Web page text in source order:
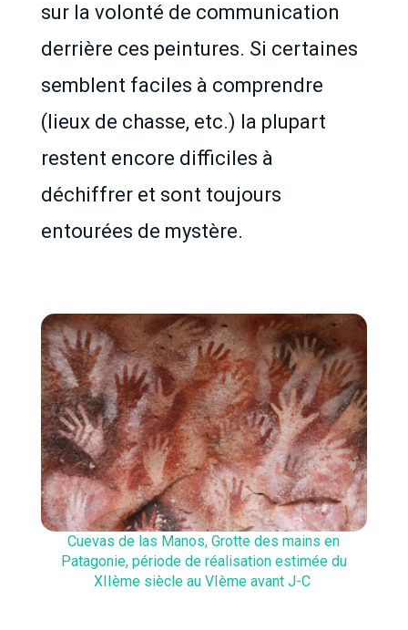
sur la volonté de communication
derrière ces peintures. Si certaines
semblent faciles à comprendre
(lieux de chasse, etc.) la plupart
restent encore difficiles à
déchiffrer et sont toujours
entourées de mystère.
Cuevas de las Manos, Grotte des mains en
Patagonie, période de réalisation estimée du
XIIème siècle au VIème avant J-C